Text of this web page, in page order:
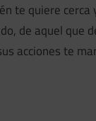
te quiere cerca
de aquel que
acciones te